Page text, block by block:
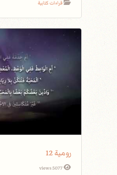
قراءات كتابية
رومية 12
5077 views